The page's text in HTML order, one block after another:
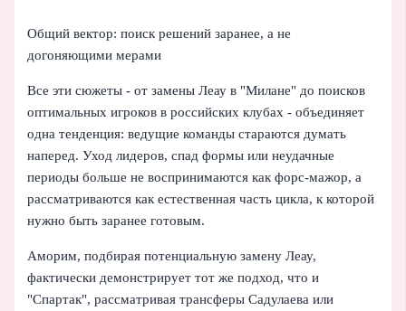
Общий вектор: поиск решений заранее, а не
догоняющими мерами
Все эти сюжеты - от замены Леау в "Милане" до поисков
оптимальных игроков в российских клубах - объединяет
одна тенденция: ведущие команды стараются думать
наперед. Уход лидеров, спад формы или неудачные
периоды больше не воспринимаются как форс-мажор, а
рассматриваются как естественная часть цикла, к которой
нужно быть заранее готовым.
Аморим, подбирая потенциальную замену Леау,
фактически демонстрирует тот же подход, что и
"Спартак", рассматривая трансферы Садулаева или